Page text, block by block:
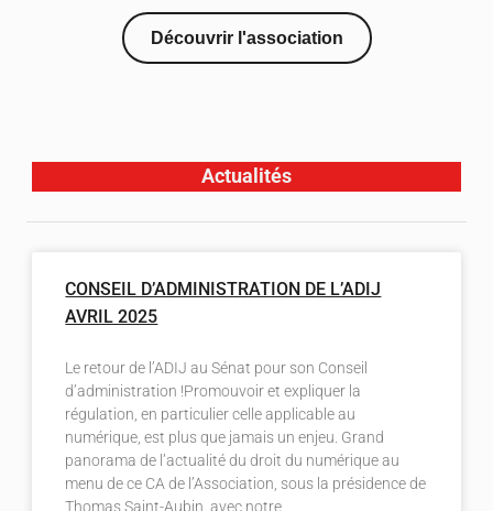
Découvrir l'association
Actualités
CONSEIL D’ADMINISTRATION DE L’ADIJ
AVRIL 2025
Le retour de l’ADIJ au Sénat pour son Conseil
d’administration !Promouvoir et expliquer la
régulation, en particulier celle applicable au
numérique, est plus que jamais un enjeu. Grand
panorama de l’actualité du droit du numérique au
menu de ce CA de l’Association, sous la présidence de
Thomas Saint-Aubin, avec notre